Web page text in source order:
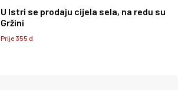
U Istri se prodaju cijela sela, na redu su
Gržini
Prije 355 d